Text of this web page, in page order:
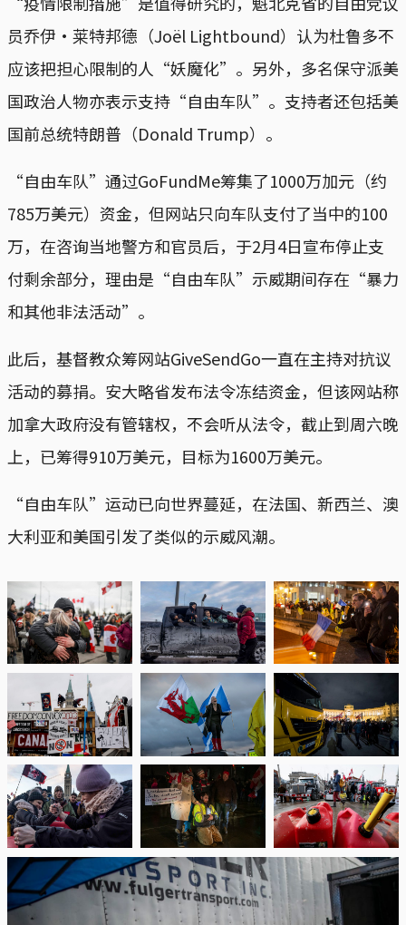
员乔伊·莱特邦德（Joël Lightbound）认为杜鲁多不
应该把担心限制的人“妖魔化”。另外，多名保守派美
国政治人物亦表示支持“自由车队”。支持者还包括美
国前总统特朗普（Donald Trump）。
“自由车队”通过GoFundMe筹集了1000万加元（约
785万美元）资金，但网站只向车队支付了当中的100
万，在咨询当地警方和官员后，于2月4日宣布停止支
付剩余部分，理由是“自由车队”示威期间存在“暴力
和其他非法活动”。
此后，基督教众筹网站GiveSendGo一直在主持对抗议
活动的募捐。安大略省发布法令冻结资金，但该网站称
加拿大政府没有管辖权，不会听从法令，截止到周六晚
上，已筹得910万美元，目标为1600万美元。
“自由车队”运动已向世界蔓延，在法国、新西兰、澳
大利亚和美国引发了类似的示威风潮。